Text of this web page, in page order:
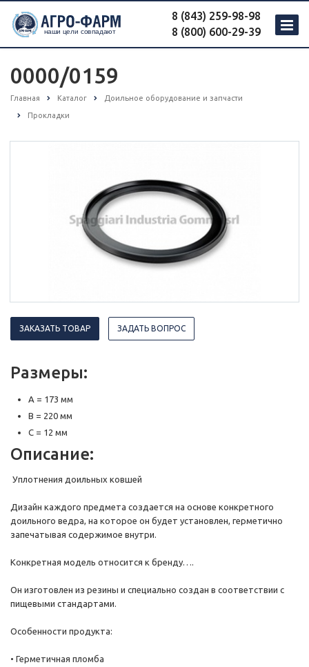
8 (843) 259-98-98
8 (800) 600-29-39
0000/0159
Главная Каталог Доильное оборудование и запчасти
Прокладки
ЗАКАЗАТЬ ТОВАР ЗАДАТЬ ВОПРОС
Размеры:
A = 173 мм
B = 220 мм
C = 12 мм
Описание:
Уплотнения доильных ковшей
Дизайн каждого предмета создается на основе конкретного
доильного ведра, на которое он будет установлен, герметично
запечатывая содержимое внутри.
Конкретная модель относится к бренду….
Он изготовлен из резины и специально создан в соответствии с
пищевыми стандартами.
Особенности продукта:
• Герметичная пломба